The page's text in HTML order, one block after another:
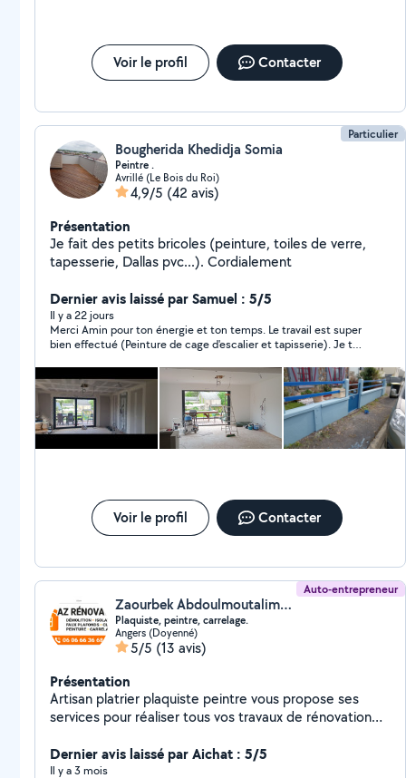
Voir le profil Contacter
Particulier
Bougherida Khedidja Somia
Peintre .
Avrillé (Le Bois du Roi)
4,9/5 (42 avis)
Présentation
Je fait des petits bricoles (peinture, toiles de verre,
tapesserie, Dallas pvc...). Cordialement
Dernier avis laissé par Samuel : 5/5
Il y a 22 jours
Merci Amin pour ton énergie et ton temps. Le travail est super
bien effectué (Peinture de cage d'escalier et tapisserie). Je te
Voir le profil Contacter
Auto-entrepreneur
Zaourbek Abdoulmoutalimov (Az Renovation)
Plaquiste, peintre, carrelage.
Angers (Doyenné)
5/5 (13 avis)
Présentation
Artisan platrier plaquiste peintre vous propose ses
services pour réaliser tous vos travaux de rénovation
Faux Plafonds Enduit Rattisage Raccord de platre
Peinture intérieur, extérieur Toute type Revêtement de
Dernier avis laissé par Aichat : 5/5
Il y a 3 mois